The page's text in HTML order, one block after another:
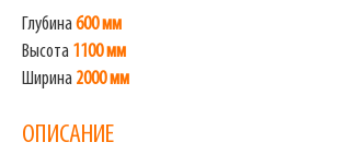
Глубина600 мм
Высота 1100 мм
Ширина 2000 мм
ОПИСАНИЕ